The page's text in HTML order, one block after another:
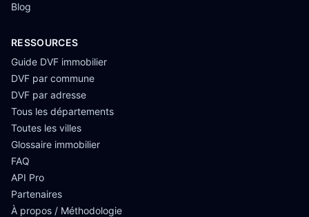
Blog
RESSOURCES
Guide DVF immobilier
DVF par commune
DVF par adresse
Tous les départements
Toutes les villes
Glossaire immobilier
FAQ
API Pro
Partenaires
À propos / Méthodologie